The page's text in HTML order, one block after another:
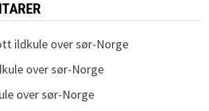
ildkule over sør-Norge
over sør-Norge
over sør-Norge